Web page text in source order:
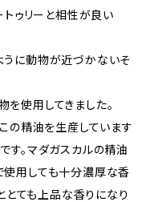
トゥリーと相性が良い
うに動物が近づかないそ
使用してきました。
の精油を生産しています
す。マダガスカルの精油
使用しても十分濃厚な香
とても上品な香りになり